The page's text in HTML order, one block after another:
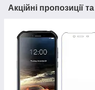
Акційні пропозиції